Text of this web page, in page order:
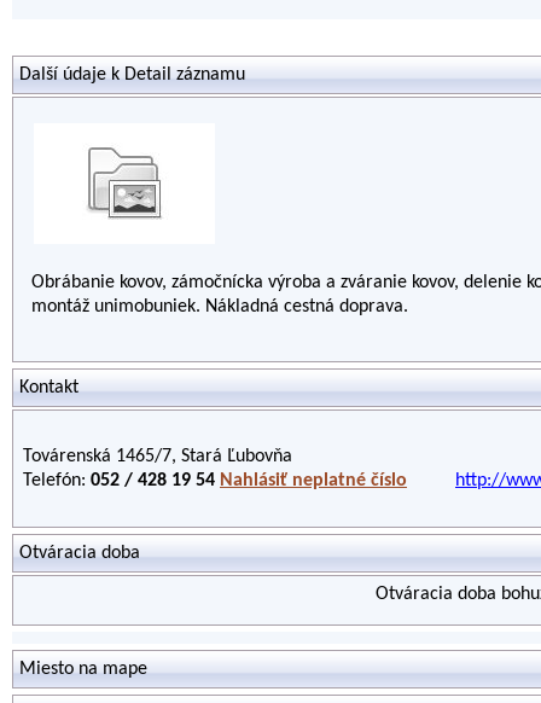
Další údaje k Detail záznamu
Obrábanie kovov, zámočnícka výroba a zváranie kovov, delenie
montáž unimobuniek. Nákladná cestná doprava.
Kontakt
Továrenská 1465/7, Stará Ľubovňa
Telefón: 052 / 428 19 54 Nahlásiť neplatné číslo http://
Otváracia doba
Otváracia doba
Miesto na mape